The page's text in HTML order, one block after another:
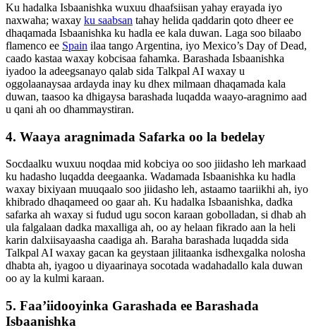
Ku hadalka Isbaanishka wuxuu dhaafsiisan yahay erayada iyo
naxwaha; waxay ku saabsan tahay helida qaddarin qoto dheer ee
dhaqamada Isbaanishka ku hadla ee kala duwan. Laga soo bilaabo
flamenco ee Spain ilaa tango Argentina, iyo Mexico’s Day of Dead,
caado kastaa waxay kobcisaa fahamka. Barashada Isbaanishka
iyadoo la adeegsanayo qalab sida Talkpal AI waxay u
oggolaanaysaa ardayda inay ku dhex milmaan dhaqamada kala
duwan, taasoo ka dhigaysa barashada luqadda waayo-aragnimo aad
u qani ah oo dhammaystiran.
4. Waaya aragnimada Safarka oo la bedelay
Socdaalku wuxuu noqdaa mid kobciya oo soo jiidasho leh markaad
ku hadasho luqadda deegaanka. Wadamada Isbaanishka ku hadla
waxay bixiyaan muuqaalo soo jiidasho leh, astaamo taariikhi ah, iyo
khibrado dhaqameed oo gaar ah. Ku hadalka Isbaanishka, dadka
safarka ah waxay si fudud ugu socon karaan gobolladan, si dhab ah
ula falgalaan dadka maxalliga ah, oo ay helaan fikrado aan la heli
karin dalxiisayaasha caadiga ah. Baraha barashada luqadda sida
Talkpal AI waxay gacan ka geystaan ​​​​jilitaanka isdhexgalka nolosha
dhabta ah, iyagoo u diyaarinaya socotada wadahadallo kala duwan
oo ay la kulmi karaan.
5. Faa’iidooyinka Garashada ee Barashada
Isbaanishka